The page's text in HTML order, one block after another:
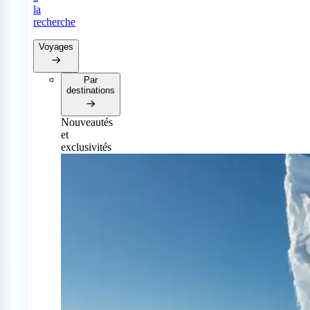
la
recherche
Voyages
Par
destinations
Nouveautés
et
exclusivités